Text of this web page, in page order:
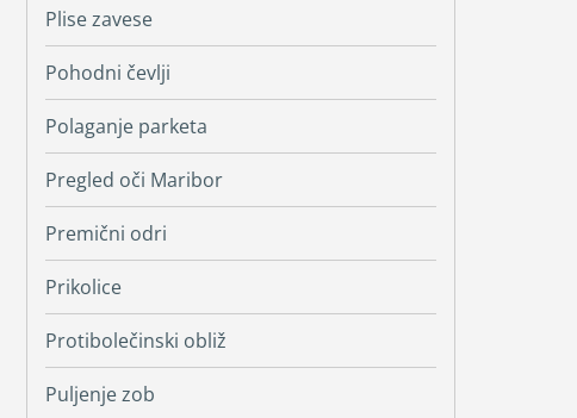
Plise zavese
Pohodni čevlji
Polaganje parketa
Pregled oči Maribor
Premični odri
Prikolice
Protibolečinski obliž
Puljenje zob